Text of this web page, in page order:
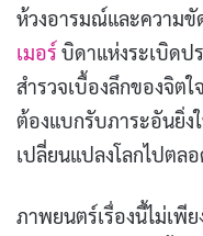
ห้วงอารมณ์และความขั
เมอร์ บิดาแห่งระเบิดป
สำรวจเบื้องลึกของจิ
ต้องแบกรับภาระอันยิ่ง
เปลี่ยนแปลงโลกไปตล
ภาพยนตร์เรื่องนี้ไม่เพีย